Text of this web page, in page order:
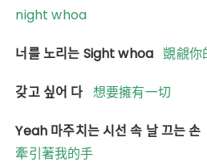
night whoa
너를 노리는 Sight whoa覬覦
갖고 싶어 다 想要擁有一切
Yeah 마주치는 시선 속 날 끄는
牽引著我的手